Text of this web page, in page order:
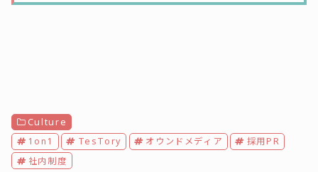
Culture
1on1
TesTory オウンドメディア
採用PR
社内制度